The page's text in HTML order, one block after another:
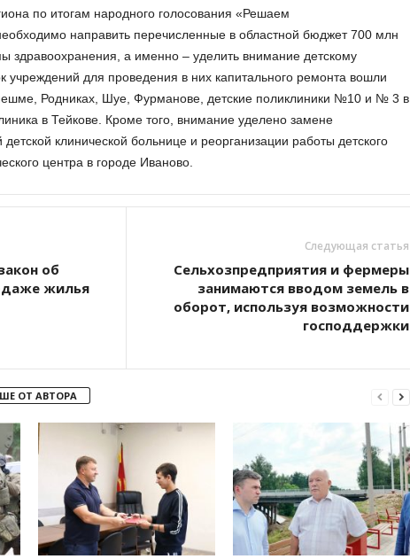
по итогам народного голосования «Решаем
необходимо направить перечисленные в областной бюджет 700 млн
здравоохранения, а именно – уделить внимание детскому
учреждений для проведения в них капитального ремонта вошли
Родниках, Шуе, Фурманове, детские поликлиники №10 и № 3 в
в Тейкове. Кроме того, внимание уделено замене
клинической больнице и реорганизации работы детского
центра в городе Иваново.
об
жилья
Следующая статья
Сельхозпредприятия и фермеры
занимаются вводом земель в
оборот, используя возможности
господдержки
ОТ АВТОРА